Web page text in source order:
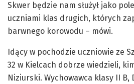
Skwer będzie nam służył jako
uczniami klas drugich, których
barwnego korowodu – mówi.
Idący w pochodzie uczniowie ze
32 w Kielcach dobrze wiedzieli,
Niziurski. Wychowawca klasy II B,